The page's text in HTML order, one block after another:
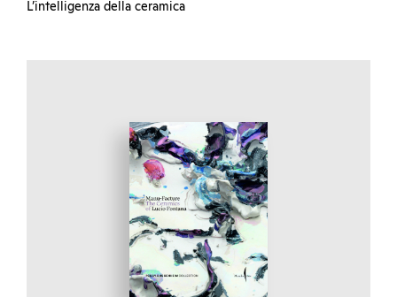
L’intelligenza della ceramica